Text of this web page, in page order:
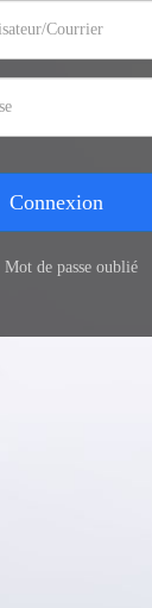
Connexion
Mot de passe oublié